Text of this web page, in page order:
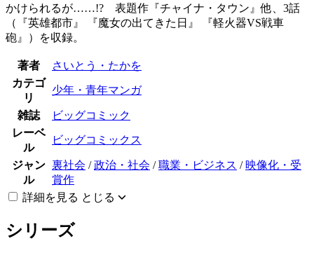
かけられるが……!? 表題作『チャイナ・タウン』他、3話
（『英雄都市』 『魔女の出てきた日』 『軽火器VS戦車
砲』）を収録。
著者
さいとう・たかを
カテゴ
リ
少年・青年マンガ
雑誌
ビッグコミック
レーベ
ル
ビッグコミックス
ジャン
ル
裏社会 /政治・社会 /職業・ビジネス / 映像化・受
賞作
詳細を見る とじる
シリーズ